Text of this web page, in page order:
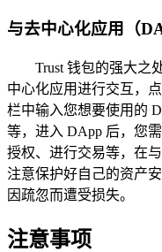
与去中心化应用（
Trust 钱包的强大之
中心化应用进行交互，
栏中输入您想要使用的
等，进入 DApp 后，您
授权、进行交易等，在
注意保护好自己的资产
因疏忽而遭受损失。
注意事项